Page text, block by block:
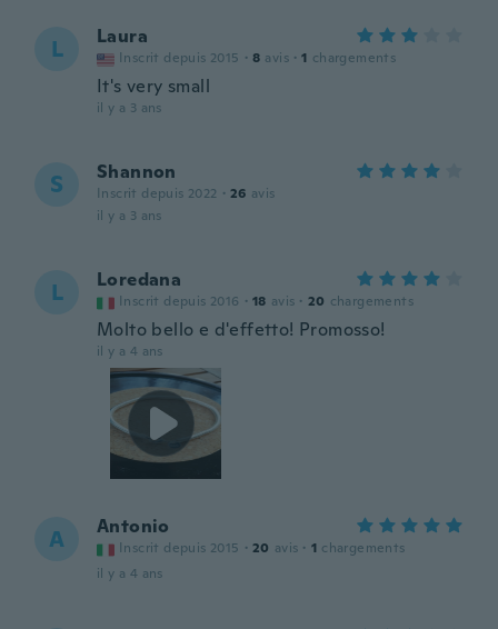
L Laura
Inscrit depuis 2015 · 8 avis · 1 chargements
It's very small
il y a 3 ans
S Shannon
Inscrit depuis 2022 · 26 avis
il y a 3 ans
L Loredana
Inscrit depuis 2016 · 18 avis · 20 chargements
Molto bello e d'effetto! Promosso!
il y a 4 ans
A Antonio
Inscrit depuis 2015 · 20 avis · 1 chargements
il y a 4 ans